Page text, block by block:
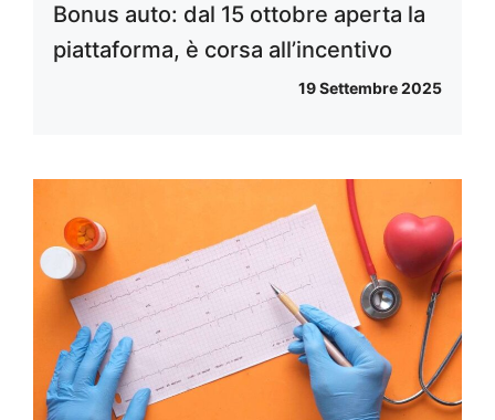
Bonus auto: dal 15 ottobre aperta la
piattaforma, è corsa all’incentivo
19 Settembre 2025